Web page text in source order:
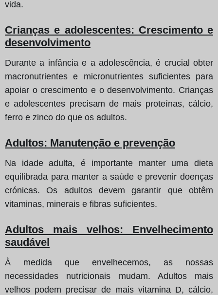
vida.
Crianças e adolescentes: Crescimento e
desenvolvimento
Durante a infância e a adolescência, é crucial obter
macronutrientes e micronutrientes suficientes para
apoiar o crescimento e o desenvolvimento. Crianças
e adolescentes precisam de mais proteínas, cálcio,
ferro e zinco do que os adultos.
Adultos: Manutenção e prevenção
Na idade adulta, é importante manter uma dieta
equilibrada para manter a saúde e prevenir doenças
crónicas. Os adultos devem garantir que obtêm
vitaminas, minerais e fibras suficientes.
Adultos mais velhos: Envelhecimento
saudável
À medida que envelhecemos, as nossas
necessidades nutricionais mudam. Adultos mais
velhos podem precisar de mais vitamina D, cálcio,